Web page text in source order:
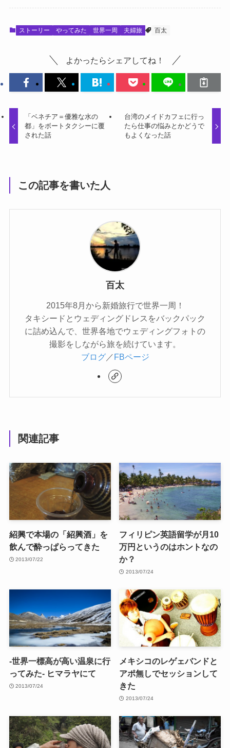
ストーリー やってみた 世界一周 夫婦旅 百太
よかったらシェアしてね！
「ベネチア＝優雅な水の
都」をボートタクシーに覆
された話
台湾のメイドカフェに行っ
たら仕事の悩みとかどうで
もよくなった話
この記事を書いた人
百太
2015年8月から新婚旅行で世界一周！
タキシードとウェディングドレスをバックパック
に詰め込んで、世界各地でウェディングフォトの
撮影をしながら旅を続けています。
ブログ／ FBページ
関連記事
紹興で本場の「紹興酒」を
飲んで酔っぱらってきた
2013/07/22
フィリピン英語留学が月10
万円というのはホントなの
か？
2013/07/24
-世界一標高が高い温泉に行
ってみた- ヒマラヤにて
2013/07/24
メキシコのレゲェバンドと
アポ無しでセッションして
きた
2013/07/24